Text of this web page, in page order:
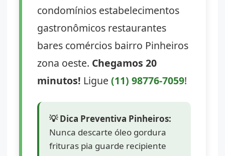
condomínios estabelecimentos
gastronômicos restaurantes
bares comércios bairro Pinheiros
zona oeste. Chegamos 20
minutos! Ligue(11) 98776-7059!
💡 Dica Preventiva Pinheiros:
Nunca descarte óleo gordura
frituras pia guarde recipiente